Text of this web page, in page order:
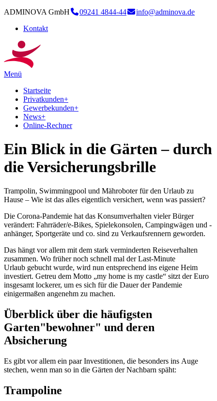
ADMINOVA GmbH 09241 4844-44
info@adminova.de
Kontakt
Menü
Startseite
Privatkunden+
Gewerbekunden+
News+
Online-Rechner
Ein Blick in die Gärten – durch
die Versicherungsbrille
Trampolin, Swimmingpool und Mähroboter für den Urlaub zu
Hause – Wie ist das alles eigentlich versichert, wenn was passiert?
Die Corona-Pandemie hat das Konsumverhalten vieler Bürger
verändert: Fahrräder/e-Bikes, Spielekonsolen, Campingwägen und -
anhänger, Sportgeräte und co. sind zu Verkaufsrennern geworden.
Das hängt vor allem mit dem stark verminderten Reiseverhalten
zusammen. Wo früher noch schnell mal der Last-Minute
Urlaub gebucht wurde, wird nun entsprechend ins eigene Heim
investiert. Getreu dem Motto „my home is my castle“ sitzt der Euro
insgesamt lockerer, um es sich für die Dauer der Pandemie
einigermaßen angenehm zu machen.
Überblick über die häufigsten
Garten"bewohner" und deren
Absicherung
Es gibt vor allem ein paar Investitionen, die besonders ins Auge
stechen, wenn man so in die Gärten der Nachbarn späht:
Trampoline